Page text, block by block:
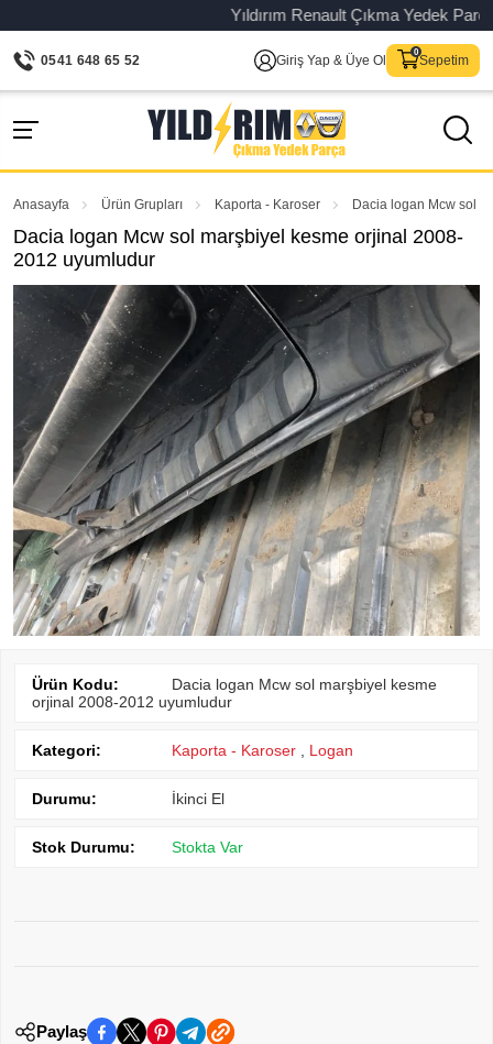
Yıldırım Renault Çıkma Yedek
0541 648 65 52 Giriş Yap & Üye Ol Sepetim
Anasayfa Ürün Grupları Kaporta - Karoser Dacia logan Mcw sol
Dacia logan Mcw sol marşbiyel kesme orjinal 2008-
2012 uyumludur
Ürün Kodu:
Dacia logan Mcw sol marşbiyel kesme
orjinal 2008-2012 uyumludur
Kategori: Kaporta - Karoser Logan
Durumu: İkinci El
Stok Durumu: Stokta Var
Paylaş